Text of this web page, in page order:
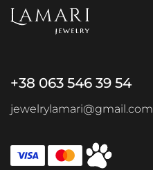
+38 063 546 39 54
jewelrylamari@gmail.com